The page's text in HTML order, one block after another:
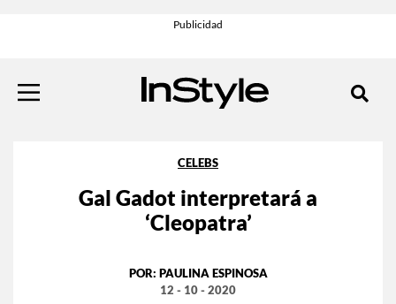
CELEBS
Gal Gadot interpretará a
‘Cleopatra’
POR: PAULINA ESPINOSA
12 - 10 - 2020